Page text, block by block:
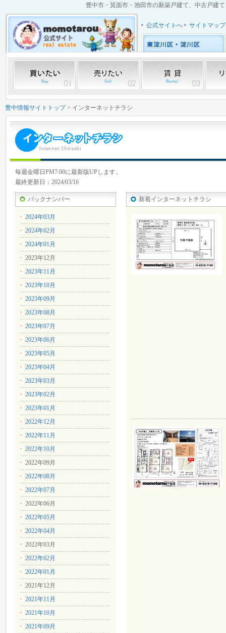
豊中市・箕面市・池田市の新築戸建て、中古戸建
公式サイトへ サイトマップ
豊中情報サイトトップ> インターネットチラシ
毎週金曜日PM7:00に最新版UPします。
最終更新日：2024/03/16
バックナンバー
2024年03月
2024年02月
2024年01月
2023年12月
2023年11月
2023年10月
2023年09月
2023年08月
2023年07月
2023年06月
2023年05月
2023年04月
2023年03月
2023年02月
2023年01月
2022年12月
2022年11月
2022年10月
2022年09月
2022年08月
2022年07月
2022年06月
2022年05月
2022年04月
2022年03月
2022年02月
2022年01月
2021年12月
2021年11月
2021年10月
2021年09月
新着インターネットチラシ